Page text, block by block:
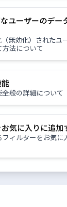
ユーザーのデー
無効化）されたユ
法について
般の詳細について
気に入りに追加
フィルターをお気に